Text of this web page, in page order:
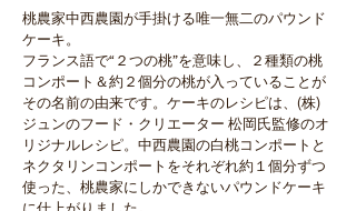
桃農家中西農園が手掛ける唯一無二のパウンド
ケーキ。
フランス語で“２つの桃”を意味し、２種類の桃
コンポート＆約２個分の桃が入っていることが
その名前の由来です。ケーキのレシピは、(株)
ジュンのフード・クリエーター 松岡氏監修のオ
リジナルレシピ。中西農園の白桃コンポートと
ネクタリンコンポートをそれぞれ約１個分ずつ
使った、桃農家にしかできないパウンドケーキ
に仕上がりました。